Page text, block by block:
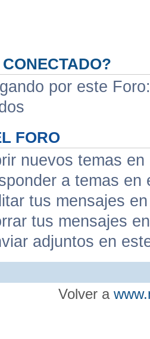
por este
FORO
nuevos temas
a temas en
tus mensajes
tus mensajes
adjuntos en
Volver a